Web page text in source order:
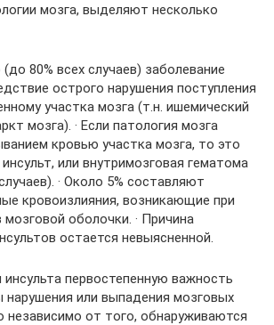
мозга, выделяют несколько
80% всех случаев) заболевание
острого нарушения поступления
участка мозга (т.н. ишемический
мозга). · Если патология мозга
кровью участка мозга, то это
или внутримозговая гематома
· Около 5% составляют
кровоизлияния, возникающие при
оболочки. · Причина
остается невыясненной.
первостепенную важность
или выпадения мозговых
независимо от того, обнаруживаются